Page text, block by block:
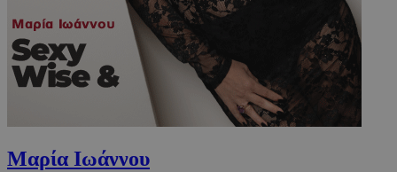
Μαρία Ιωάννου